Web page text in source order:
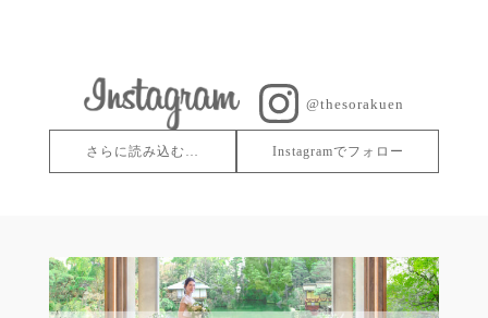
@thesorakuen
さらに読み込む… Instagramでフォロー